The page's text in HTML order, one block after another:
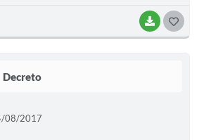
BAIXAR
Decreto
08/2017